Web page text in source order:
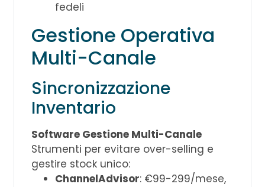
fedeli
Gestione Operativa
Multi-Canale
Sincronizzazione
Inventario
Software Gestione Multi-Canale
Strumenti per evitare over-selling e
gestire stock unico:
ChannelAdvisor: €99-299/mese,